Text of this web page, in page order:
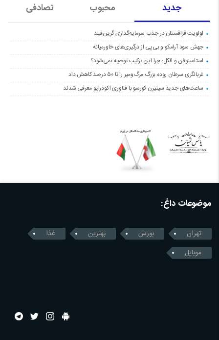
جدید محبوب تصادفی
اولویت قزاقستان در جذب سرمایه‌گذاری گرین‌فیلد
جهش سود آرامکو و بی‌پی از درگیری‌های خاورمیانه
استامینوفن و الکل؛ چرا این ترکیب توصیه نمی‌شود؟
غربالگری سرطان روده بزرگ مرگ‌ومیر را تا ۵۰ درصد کاهش داد
ساعت‌های جدید سیتیزن کورسو با فناوری اکودرایو معرفی شدند
موضوعات داغ:
تهران بورس بهترین
غذا
موبایل